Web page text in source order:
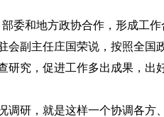
委和地方政协合作，形成工
会副主任庄国荣说，按照全国
研究，促进工作多出成果，出
调研，就是这样一个协调各方